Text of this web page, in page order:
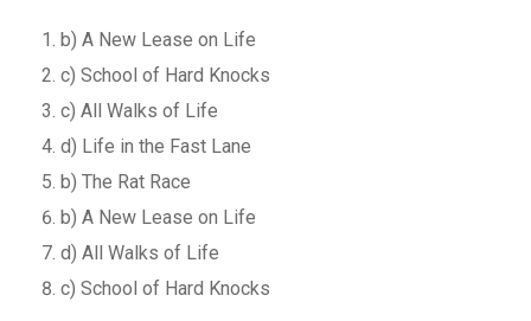
b) A New Lease on Life
c) School of Hard Knocks
c) All Walks of Life
d) Life in the Fast Lane
b) The Rat Race
b) A New Lease on Life
d) All Walks of Life
c) School of Hard Knocks